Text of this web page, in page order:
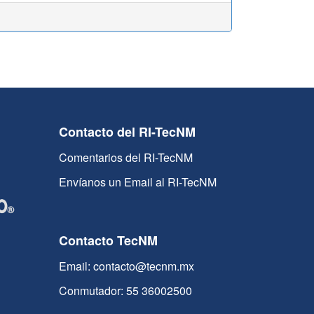
Contacto del RI-TecNM
Comentarios del RI-TecNM
Envíanos un Email al RI-TecNM
Contacto TecNM
Email: contacto@tecnm.mx
Conmutador: 55 36002500